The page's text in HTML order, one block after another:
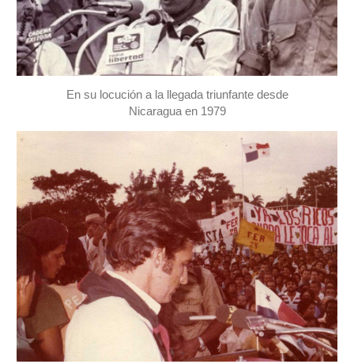
En su locución a la llegada triunfante desde
Nicaragua en 1979